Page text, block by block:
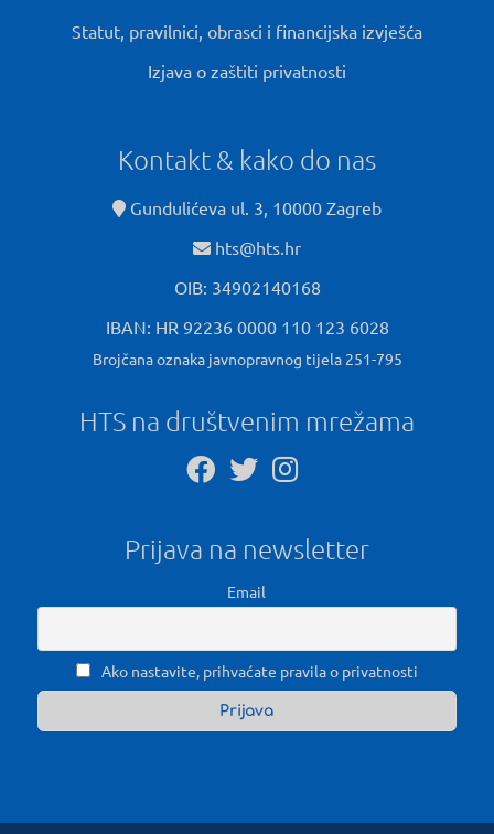
Statut, pravilnici, obrasci i financijska izvješća
Izjava o zaštiti privatnosti
Kontakt & kako do nas
Gundulićeva ul. 3, 10000 Zagreb
hts@hts.hr
OIB: 34902140168
IBAN: HR 92236 0000 110 123 6028
Brojčana oznaka javnopravnog tijela 251-795
HTS na društvenim mrežama
Prijava na newsletter
Email
Ako nastavite, prihvaćate pravila o privatnosti